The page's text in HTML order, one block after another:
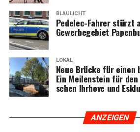
BLAULICHT
Pedelec-Fah­rer stürzt
Gewer­be­ge­biet
LOKAL
Neue Brü­cke für einen
Ein Mei­len­stein für
schen Ihr­ho­ve und
ANZEI­GEN